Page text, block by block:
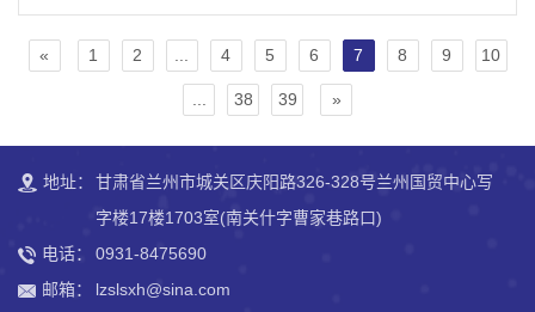
会秘书长吕汶徽与兰州市律师协会秘书长
赵..
灾，房屋受损，农作物被淹，基础设施遭
到严重破坏，给人民群众生命财产造成重
大损失，灾区群众亟待救援与帮助。兰州
市社会工作部、兰州市司法局、兰州市律
应号召。目前仍有律所和律师陆续为灾区
捐款捐物，截至8月22日17:00时，兰州律
师累计为灾区捐款捐物66.0536万元。兰
州律师抗洪救灾捐款捐物公示：
« 1 2 4 5 6 7 8 9 10
38 39 »
地址：
甘肃省兰州市城关区庆阳路326-328号兰州国贸中心写
字楼17楼1703室(南关什字曹家巷路口)
电话：
0931-8475690
邮箱：
lzslsxh@sina.com